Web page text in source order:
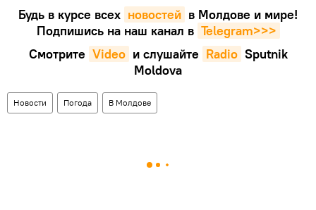
Будь в курсе всех новостей в Молдове и мире!
Подпишись на наш канал в Telegram>>>
Смотрите Video и слушайте Radio Sputnik
Moldova
Новости Погода В Молдове